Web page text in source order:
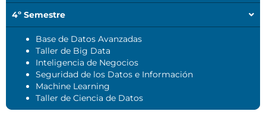
4º Semestre
Base de Datos Avanzadas
Taller de Big Data
Inteligencia de Negocios
Seguridad de los Datos e Información
Machine Learning
Taller de Ciencia de Datos